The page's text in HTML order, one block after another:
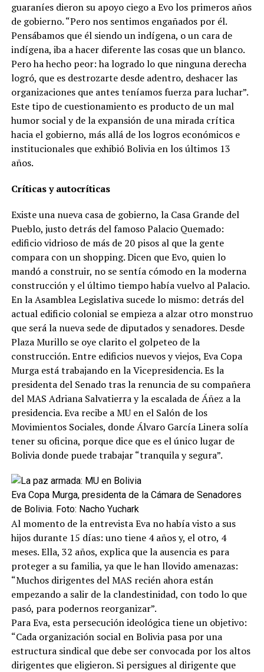
guaraníes dieron su apoyo ciego a Evo los primeros años
de gobierno. “Pero nos sentimos engañados por él.
Pensábamos que él siendo un indígena, o un cara de
indígena, iba a hacer diferente las cosas que un blanco.
Pero ha hecho peor: ha logrado lo que ninguna derecha
logró, que es destrozarte desde adentro, deshacer las
organizaciones que antes teníamos fuerza para luchar”.
Este tipo de cuestionamiento es producto de un mal
humor social y de la expansión de una mirada crítica
hacia el gobierno, más allá de los logros económicos e
institucionales que exhibió Bolivia en los últimos 13
años.
Críticas y autocríticas
Existe una nueva casa de gobierno, la Casa Grande del
Pueblo, justo detrás del famoso Palacio Quemado:
edificio vidrioso de más de 20 pisos al que la gente
compara con un shopping. Dicen que Evo, quien lo
mandó a construir, no se sentía cómodo en la moderna
construcción y el último tiempo había vuelvo al Palacio.
En la Asamblea Legislativa sucede lo mismo: detrás del
actual edificio colonial se empieza a alzar otro monstruo
que será la nueva sede de diputados y senadores. Desde
Plaza Murillo se oye clarito el golpeteo de la
construcción. Entre edificios nuevos y viejos, Eva Copa
Murga está trabajando en la Vicepresidencia. Es la
presidenta del Senado tras la renuncia de su compañera
del MAS Adriana Salvatierra y la escalada de Áñez a la
presidencia. Eva recibe a MU en el Salón de los
Movimientos Sociales, donde Álvaro García Linera solía
tener su oficina, porque dice que es el único lugar de
Bolivia donde puede trabajar “tranquila y segura”.
Eva Copa Murga, presidenta de la Cámara de Senadores
de Bolivia. Foto: Nacho Yuchark
Al momento de la entrevista Eva no había visto a sus
hijos durante 15 días: uno tiene 4 años y, el otro, 4
meses. Ella, 32 años, explica que la ausencia es para
proteger a su familia, ya que le han llovido amenazas:
“Muchos dirigentes del MAS recién ahora están
empezando a salir de la clandestinidad, con todo lo que
pasó, para podernos reorganizar”.
Para Eva, esta persecución ideológica tiene un objetivo:
“Cada organización social en Bolivia pasa por una
estructura sindical que debe ser convocada por los altos
dirigentes que eligieron. Si persigues al dirigente que